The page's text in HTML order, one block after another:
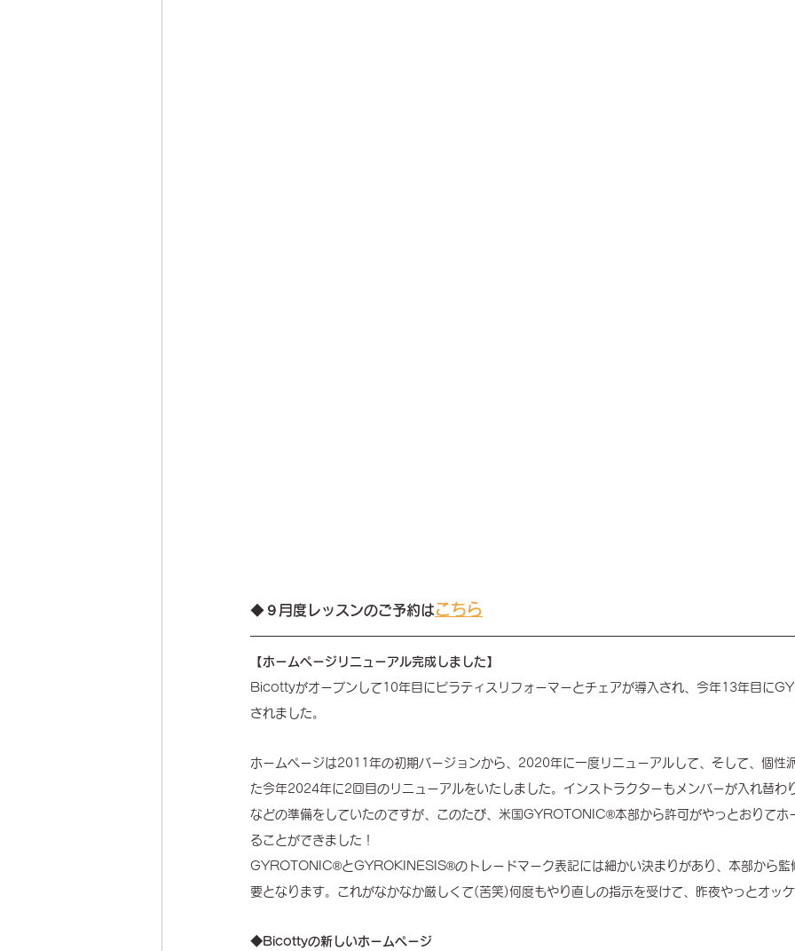
◆ ９月度レッスンのご予約はこちら
【ホームページリニューアル完成しました】
Bicottyがオープンして10年目にピラティスリフォーマーとチェアが導入され、今年13年目に
されました。
ホームページは2011年の初期バージョンから、2020年に一度リニューアルして、そして、個性
た今年2024年に2回目のリニューアルをいたしました。インストラクターもメンバーが入れ替わ
などの準備をしていたのですが、このたび、米国GYROTONIC®︎本部から許可がやっとおりてホ
ることができました！
GYROTONIC®︎とGYROKINESIS®︎のトレードマーク表記には細かい決まりがあり、本部から監
要となります。これがなかなか厳しくて(苦笑)何度もやり直しの指示を受けて、昨夜やっとオッ
◆Bicottyの新しいホームページ